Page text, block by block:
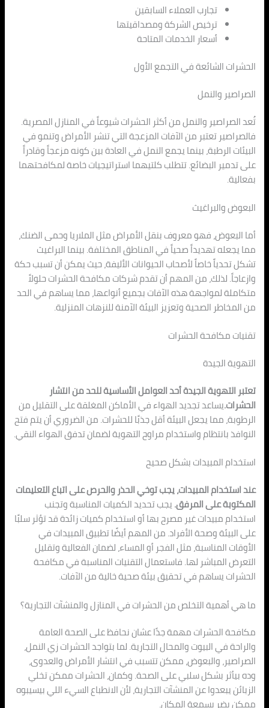
تجارب العملاء السابقين
ترخيص الشركة ومصداقيتها
أسعار الخدمات المتاحة
الحشرات الشائعة في التجمع الأول
الصراصير والنمل
تُعد الصراصير والنمل من أكثر الحشرات شيوعاً في المنازل المصرية.
فالصراصير تعتبر من الآفات المزعجة التي تنشر الأمراض وتنمو في
البيئات الرطبة، بينما يجمع النمل في العادة بين كونه مزعجاً وقادراً
على تدمير البضائع. تتطلب كلتيهما استراتيجيات خاصة لمكافحتهما
بفعالية.
البعوض والبراغيث
أما البعوض، فهو معروف بنقل الأمراض مثل الملاريا وحمى الضنك،
مما يجعله تهديداً صحياً في المناطق المختلفة. بينما البراغيث
تشكل تحدياً خاصاً لأصحاب الحيوانات الأليفة، حيث يمكن أن تسبب حكة
وازعاجاً. لذلك، من المهم أن تقدم شركات مكافحة الحشرات حلولاً
متكاملة لمواجهة هذه الآفات بجميع أنواعها، مما يساهم في الحد
من المخاطر الصحية وتعزيز البيئة الآمنة للنزهات المنزلية.
تقنيات مكافحة الحشرات
التهوية الجيدة
تعتبر التهوية الجيدة أحد العوامل الأساسية للحد من انتشار
الحشرات.يساعد تجديد الهواء في الأماكن المغلقة على التقليل من
الرطوبة، مما يجعل البيئة أقل جذبًا للحشرات. من الضروري أن يتم فتح
النوافذ بانتظام واستخدام مراوح التهوية لضمان تدفق الهواء النقي.
استخدام المبيدات بشكل صحيح
عند استخدام المبيدات، يجب توخي الحذر والحرص على اتباع التعليمات
المكتوبة على المرفق.يجب تحديد الكميات المناسبة وتجنب
استخدام مبيدات غير مصرح بها أو استخدام كميات زائدة قد تؤثر سلبًا
على البيئة وصحة الأفراد. من المهم أيضًا تطبيق المبيدات في
الأوقات المناسبة، مثل الفجر أو المساء، لضمان الفعالية وتقليل
التعرض المباشر لها. فاستعمال التقنيات المناسبة في مكافحة
الحشرات يساهم في تحقيق بيئة صحية خالية من الآفات.
ما هي أهمية التخلص من الحشرات في المنازل والمنشآت التجارية؟
مكافحة الحشرات مهمة جدًا عشان نحافظ على الصحة العامة
والراحة في البيوت والمحال التجارية. لما بتواجد الحشرات زي النمل،
الصراصير، والبعوض، ممكن تتسبب في انتشار الأمراض والعدوى،
وده بيأثر بشكل سلبي على الصحة. وكمان، الحشرات ممكن تخلي
الزبائن يبعدوا عن المنشآت التجارية، لأن الانطباع السيء اللي بيسيبوه
ممكن يضر بسمعة المكان.